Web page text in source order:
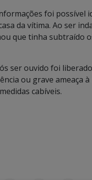
foi possível
da vítima. Ao ser
que tinha subtraído
ser ouvido foi
ou grave ameaça
cabíveis.